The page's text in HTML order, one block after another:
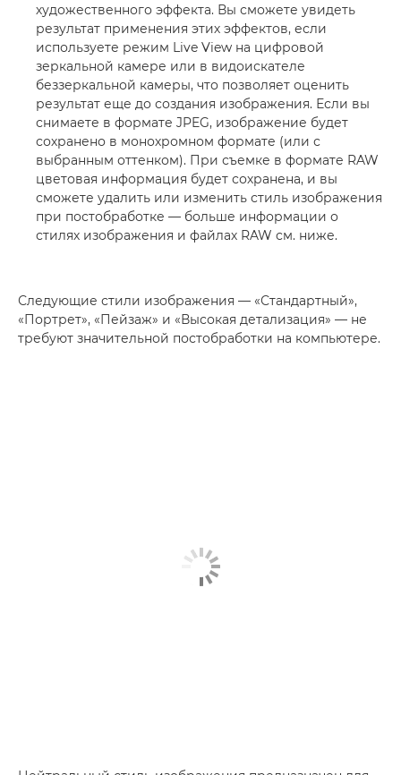
художественного эффекта. Вы сможете увидеть
результат применения этих эффектов, если
используете режим Live View на цифровой
зеркальной камере или в видоискателе
беззеркальной камеры, что позволяет оценить
результат еще до создания изображения. Если вы
снимаете в формате JPEG, изображение будет
сохранено в монохромном формате (или с
выбранным оттенком). При съемке в формате RAW
цветовая информация будет сохранена, и вы
сможете удалить или изменить стиль изображения
при постобработке — больше информации о
стилях изображения и файлах RAW см. ниже.
Следующие стили изображения — «Стандартный»,
«Портрет», «Пейзаж» и «Высокая детализация» — не
требуют значительной постобработки на компьютере.